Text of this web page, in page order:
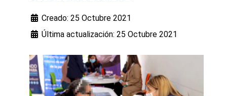
Creado: 25 Octubre 2021
Última actualización: 25 Octubre 2021